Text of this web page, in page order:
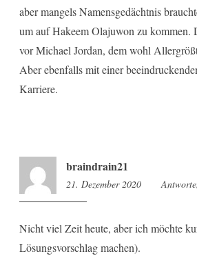
aber mangels Namensgedächtnis
um auf Hakeem Olajuwon zu kommen.
vor Michael Jordan, dem wohl
Aber ebenfalls mit einer
Karriere.
braindrain21
21. Dezember 2020 17:52
Nicht viel Zeit heute, aber ich möchte
Lösungsvorschlag machen).